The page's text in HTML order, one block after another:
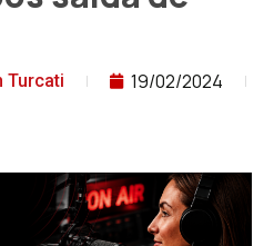
Turcati
19/02/2024